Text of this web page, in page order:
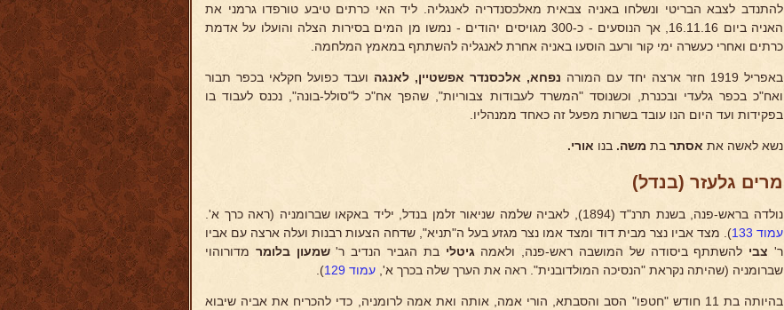
להתנדב לצבא הבריטי ונשלחו באניה צבאית מאלכסנדריה לאנגליה. ליד האי כרתים טיבע טורפדו גרמני את
האניה ביום 16.11.16, אך הנוסעים - כ-300 מגויסים יהודים - נמשו מן המים בסירות הצלה והועלו על אדמת
כרתים ואחרי כעשרה ימי קור ורעב הוסעו באניה אחרת לאנגליה להשתתף במאמץ המלחמה.
באפריל 1919 חזר ארצה יחד עם המורה נפחא, אלכסנדר אפשטיין, לאנגה ועבד כפועל חקלאי בכפר תבור
ואח"כ בכפר גלעדי ובכנרת, וכשנוסד "המשרד לעבודות צבוריות", שהפך אח"כ ל"סולל-בונה", נכנס לעבוד בו
בפקידות ועד היום הנו עובד בשרות מפעל זה כאחד ממנהליו.
נשא לאשה את אסתר בת משה. בנו אורי.
מרים גלעזר (בנדל)
נולדה בראש-פנה, בשנת תרנ"ד (1894), לאביה שלמה שניאור זלמן בנדל, יליד באקאו שברומניה (ראה כרך א'.
עמוד 133
). מצד אביו נצר מבית דוד ומצד אמו נצר מגזע בעל ה"תניא", שדחה הצעות רבנות ועלה ארצה עם אביו
ר' צבי להשתתף ביסודה של המושבה ראש-פנה, ולאמה גיטלי בת הגביר הנדיב ר'שמעון בלומר מדורוהוי
שברומניה (שהיתה נקראת "הנסיכה המולדובנית". ראה את הערך שלה בכרך א', עמוד 129 ).
בהיותה בת 11 חודש "חטפו" הסב והסבתא, הורי אמה, אותה ואת אמה לרומניה, כדי להכריח את אביה שיבוא